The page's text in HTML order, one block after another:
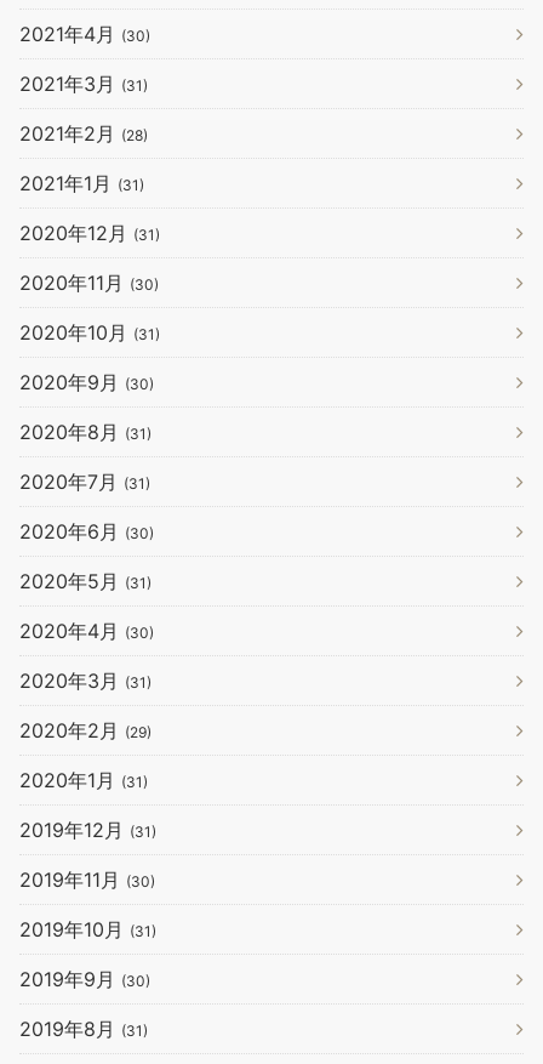
2021年4月 (30)
2021年3月 (31)
2021年2月 (28)
2021年1月 (31)
2020年12月 (31)
2020年11月 (30)
2020年10月 (31)
2020年9月 (30)
2020年8月 (31)
2020年7月 (31)
2020年6月 (30)
2020年5月 (31)
2020年4月 (30)
2020年3月 (31)
2020年2月 (29)
2020年1月 (31)
2019年12月 (31)
2019年11月 (30)
2019年10月 (31)
2019年9月 (30)
2019年8月 (31)